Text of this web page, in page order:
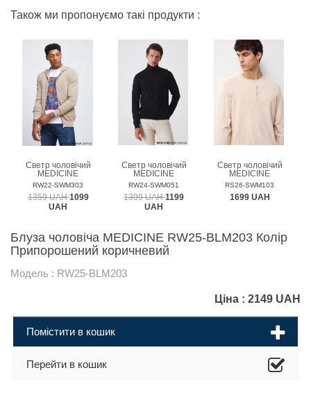
Також ми пропонуємо такі продукти :
Светр чоловічий
MEDICINE
RW22-SWM303
1359 UAH1099
UAH
Светр чоловічий
MEDICINE
RW24-SWM051
1399 UAH1199
UAH
Светр чоловічий
MEDICINE
RS26-SWM103
1699 UAH
Блуза чоловіча MEDICINE RW25-BLM203 Колір
Припорошений коричневий
Модель : RW25-BLM203
Ціна : 2149 UAH
Помістити в кошик
Перейти в кошик